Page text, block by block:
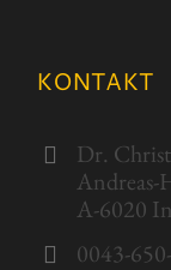
KONTAKT
Dr.
Andreas-
A-6020
0043-